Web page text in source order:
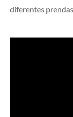
diferentes